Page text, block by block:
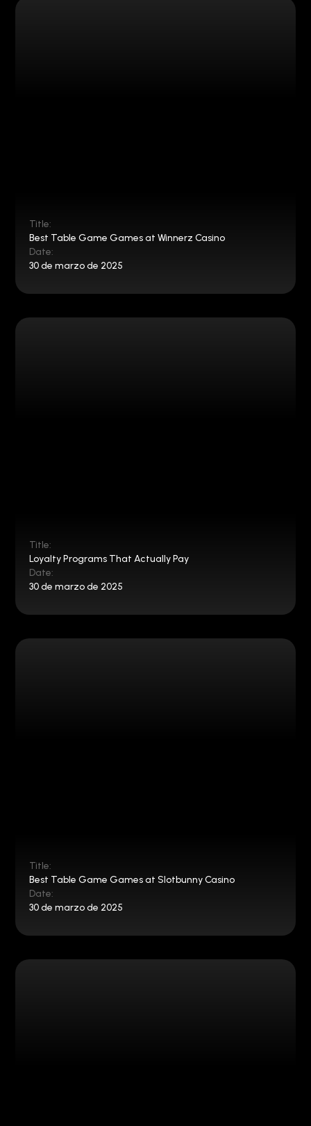
Title:
Best Table Game Games at Winnerz Casino
Date:
30 de marzo de 2025
Title:
Loyalty Programs That Actually Pay
Date:
30 de marzo de 2025
Title:
Best Table Game Games at Slotbunny Casino
Date:
30 de marzo de 2025